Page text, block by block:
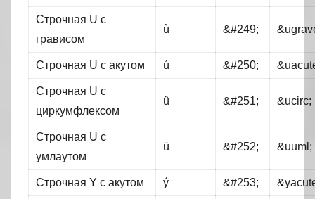
Строчная U с
грависом
ù &#249;
Строчная U с акутом ú &#250;
Строчная U с
циркумфлексом
û &#251; &ucirc;
Строчная U с
умлаутом
ü &#252; &uuml;
Строчная Y с акутом ý &#253;